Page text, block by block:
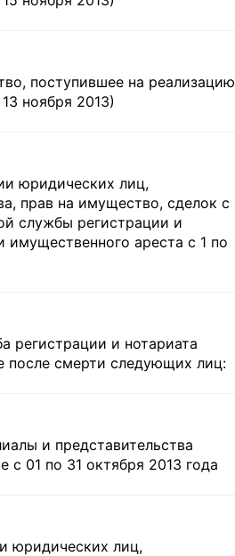
поступившее на реализацию
ноября 2013)
юридических лиц,
прав на имущество, сделок с
службы регистрации и
ареста c 1 по
регистрации и нотариата
после смерти следующих лиц:
и представительства
с 01 по 31 октября 2013 года
юридических лиц,